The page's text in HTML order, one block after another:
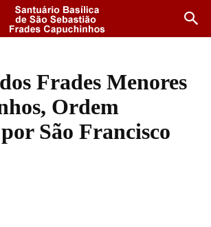
Frades Menores
Ordem
São Francisco